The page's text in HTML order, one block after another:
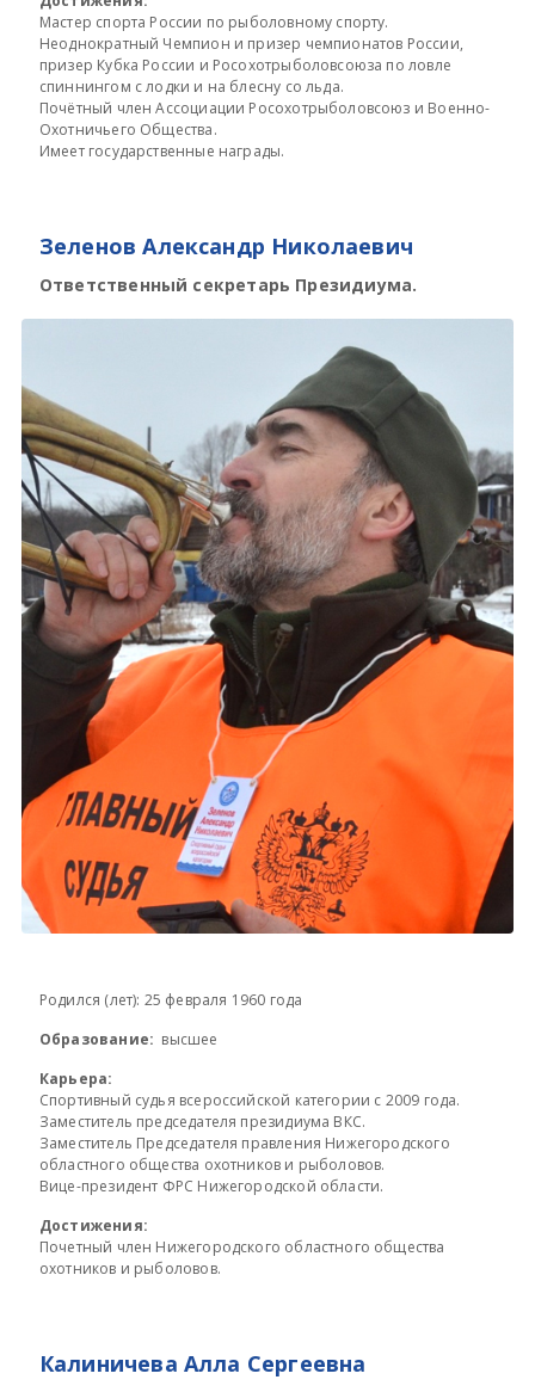
Мастер спорта России по рыболовному спорту.
Неоднократный Чемпион и призер чемпионатов России,
призер Кубка России и Росохотрыболовсоюза по ловле
спиннингом с лодки и на блесну со льда.
Почётный член Ассоциации Росохотрыболовсоюз и Военно-
Охотничьего Общества.
Имеет государственные награды.
Зеленов Александр Николаевич
Ответственный секретарь Президиума.
Родился (лет): 25 февраля 1960 года
Образование: высшее
Карьера:
Спортивный судья всероссийской категории с 2009 года.
Заместитель председателя президиума ВКС.
Заместитель Председателя правления Нижегородского
областного общества охотников и рыболовов.
Вице-президент ФРС Нижегородской области.
Достижения:
Почетный член Нижегородского областного общества
охотников и рыболовов.
Калиничева Алла Сергеевна